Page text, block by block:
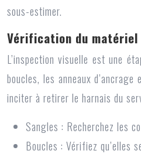
sous-estimer.
Vérification du matériel
L’inspection visuelle est une
boucles, les anneaux
inciter à retirer le harnais du
Sangles : Recherchez les
Boucles : Vérifiez qu’elles